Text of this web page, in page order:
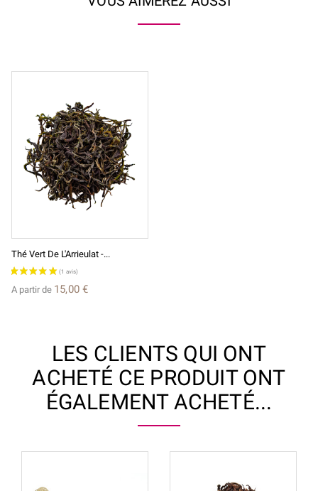
Thé Vert De L'Arrieulat -...
A partir de 15,00 €
LES CLIENTS QUI ONT
ACHETÉ CE PRODUIT ONT
ÉGALEMENT ACHETÉ...